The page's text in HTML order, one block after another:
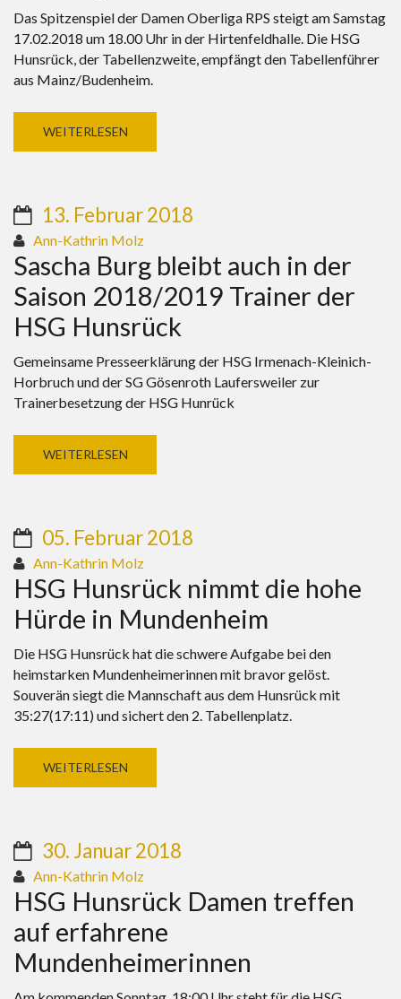
Das Spitzenspiel der Damen Oberliga RPS steigt am Samstag
17.02.2018 um 18.00 Uhr in der Hirtenfeldhalle. Die HSG
Hunsrück, der Tabellenzweite, empfängt den Tabellenführer
aus Mainz/Budenheim.
WEITERLESEN
13. Februar 2018
Ann-Kathrin Molz
Sascha Burg bleibt auch in der
Saison 2018/2019 Trainer der
HSG Hunsrück
Gemeinsame Presseerklärung der HSG Irmenach-Kleinich-
Horbruch und der SG Gösenroth Laufersweiler zur
Trainerbesetzung der HSG Hunrück
WEITERLESEN
05. Februar 2018
Ann-Kathrin Molz
HSG Hunsrück nimmt die hohe
Hürde in Mundenheim
Die HSG Hunsrück hat die schwere Aufgabe bei den
heimstarken Mundenheimerinnen mit bravor gelöst.
Souverän siegt die Mannschaft aus dem Hunsrück mit
35:27(17:11) und sichert den 2. Tabellenplatz.
WEITERLESEN
30. Januar 2018
Ann-Kathrin Molz
HSG Hunsrück Damen treffen
auf erfahrene
Mundenheimerinnen